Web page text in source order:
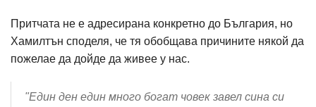
Притчата не е адресирана конкретно до България, но
Хамилтън споделя, че тя обобщава причините някой да
пожелае да дойде да живее у нас.
"Един ден един много богат човек завел сина си